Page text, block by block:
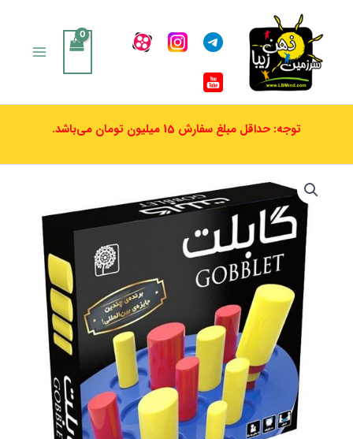
توجه: حداقل مبلغ سفارش 15 میلیون تومان می‌باشد.